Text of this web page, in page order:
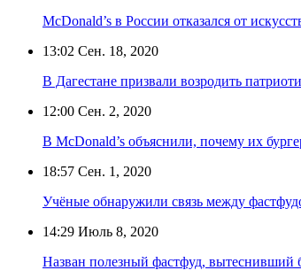
McDonald’s в России отказался от
13:02 Сен. 18, 2020
В Дагестане призвали возродить
12:00 Сен. 2, 2020
В McDonald’s объяснили, почему их
18:57 Сен. 1, 2020
Учёные обнаружили связь между
14:29 Июль 8, 2020
Назван полезный фастфуд, вытеснивший